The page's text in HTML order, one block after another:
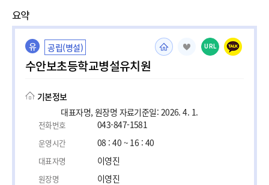
요약
유 공립(병설)
수안보초등학교병설유치원
URL
기본정보
대표자명, 원장명 자료기준일: 2026. 4. 1.
전화번호 043-847-1581
운영시간 08 : 40 ~ 16 : 40
대표자명 이영진
원장명 이영진